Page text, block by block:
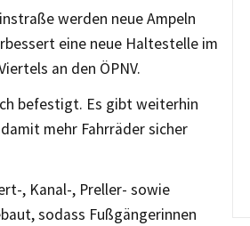
werden neue Ampeln
eine neue Haltestelle im
an den ÖPNV.
befestigt. Es gibt weiterhin
mehr Fahrräder sicher
, Kanal-, Preller- sowie
sodass Fußgängerinnen